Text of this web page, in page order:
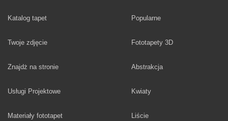
Katalog tapet
Twoje zdjęcie
Znajdż na stronie
Usługi Projektowe
Materiały fototapet
Fototapety
Popularne
Fototapety 3D
Fototapety
Abstrakcja
Fototapety
Kwiaty
Fototapety
Liście